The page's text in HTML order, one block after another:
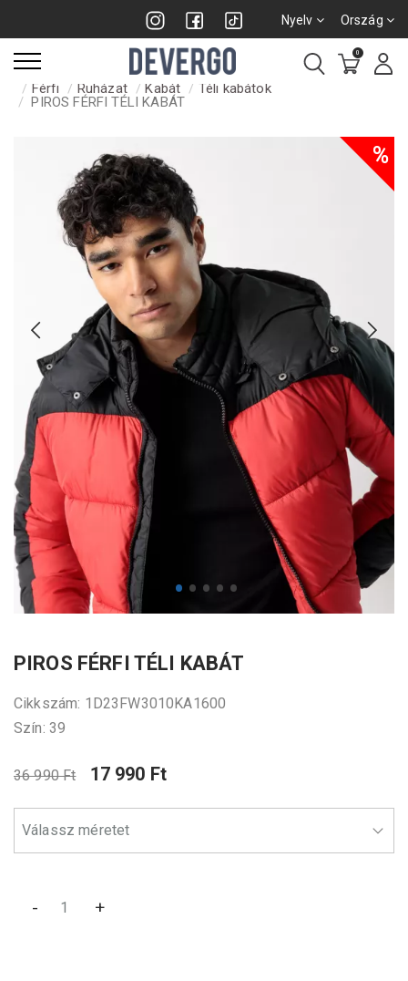
Nyelv Ország
0
Férfi Ruházat Kabát
Téli kabátok
PIROS FÉRFI TÉLI KABÁT
%
PIROS FÉRFI TÉLI KABÁT
Cikkszám: 1D23FW3010KA1600
Szín: 39
36 990 Ft 17 990 Ft
- +